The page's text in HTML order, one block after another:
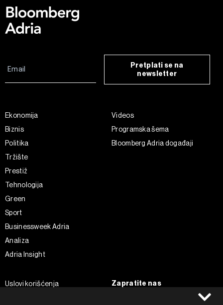
Pretplati se na
newsletter
Ekonomija
Biznis
Politika
Tržište
Prestiž
Tehnologija
Green
Sport
Businessweek Adria
Analiza
Adria Insight
Videos
Programska šema
Bloomberg Adria događaji
Uslovi korišćenja
Zapratite nas